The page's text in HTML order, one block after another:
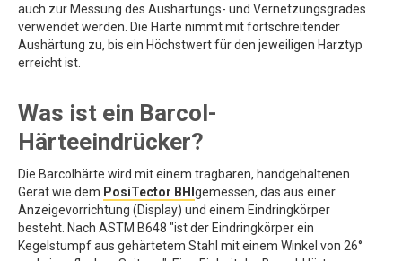
auch zur Messung des Aushärtungs- und Vernetzungsgrades
verwendet werden. Die Härte nimmt mit fortschreitender
Aushärtung zu, bis ein Höchstwert für den jeweiligen Harztyp
erreicht ist.
Was ist ein Barcol-
Härteeindrücker?
Die Barcolhärte wird mit einem tragbaren, handgehaltenen
Gerät wie dem PosiTector BHI gemessen, das aus einer
Anzeigevorrichtung (Display) und einem Eindringkörper
besteht. Nach ASTM B648 "ist der Eindringkörper ein
Kegelstumpf aus gehärtetem Stahl mit einem Winkel von 26°